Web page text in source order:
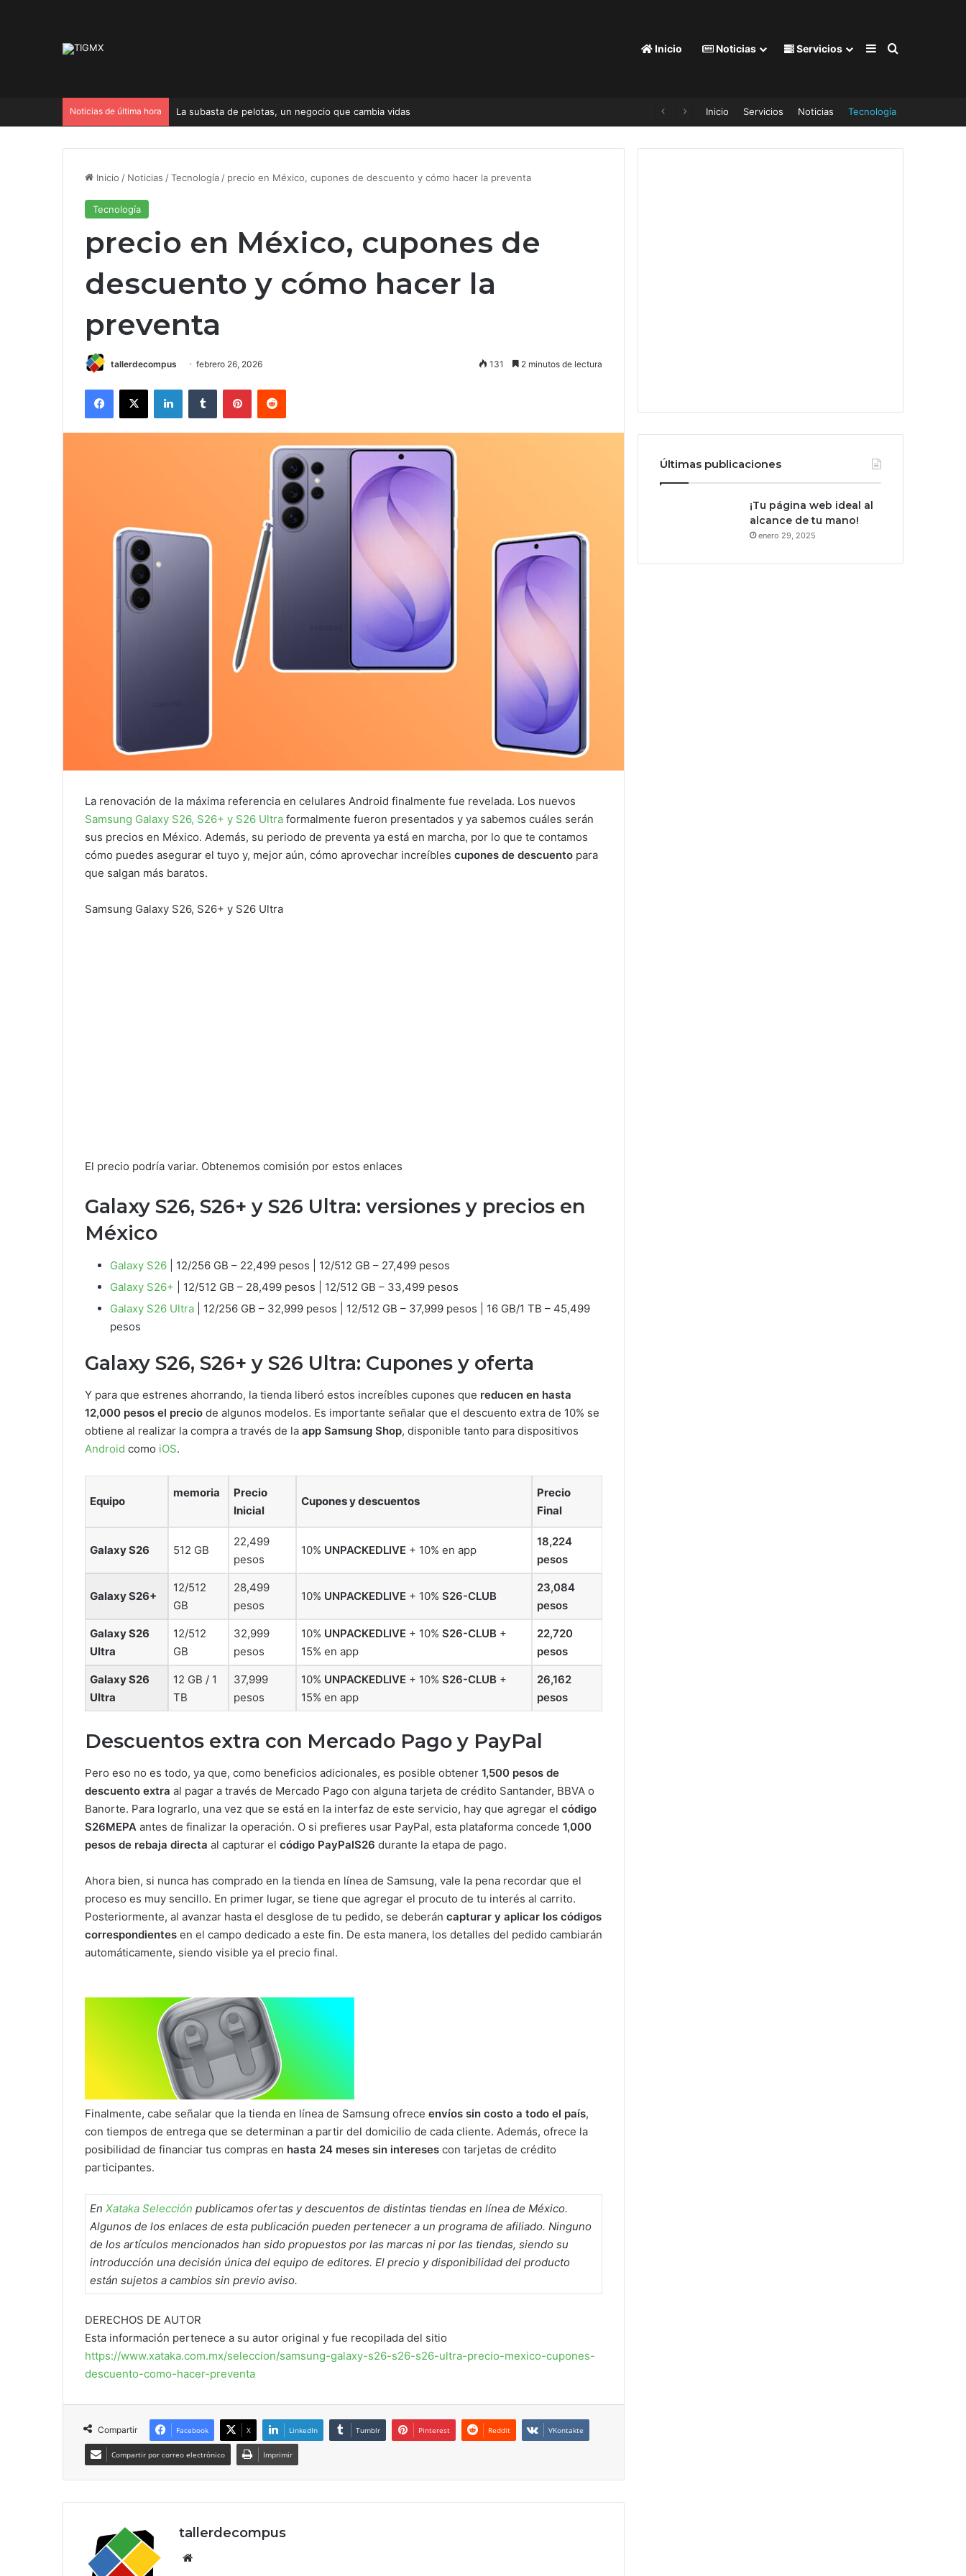
Inicio Noticias Servicios Barra lateral
Buscar por
Noticias de última hora Inicio Servicios Noticias Tecnología
Inicio / Noticias /Tecnología / precio en México, cupones de descuento y cómo hacer la preventa
Tecnología
precio en México, cupones de
descuento y cómo hacer la
preventa
tallerdecompus febrero 26, 2026 131 2 minutos de lectura
La renovación de la máxima referencia en celulares Android finalmente fue revelada. Los nuevos
Samsung Galaxy S26, S26+ y S26 Ultra formalmente fueron presentados y ya sabemos cuáles serán
sus precios en México. Además, su periodo de preventa ya está en marcha, por lo que te contamos
cómo puedes asegurar el tuyo y, mejor aún, cómo aprovechar increíbles cupones de descuento para
que salgan más baratos.
Samsung Galaxy S26, S26+ y S26 Ultra
El precio podría variar. Obtenemos comisión por estos enlaces
Galaxy S26, S26+ y S26 Ultra: versiones y precios en
México
Galaxy S26 | 12/256 GB – 22,499 pesos | 12/512 GB – 27,499 pesos
Galaxy S26+ | 12/512 GB – 28,499 pesos | 12/512 GB – 33,499 pesos
Galaxy S26 Ultra | 12/256 GB – 32,999 pesos | 12/512 GB – 37,999 pesos | 16 GB/1 TB – 45,499
pesos
Galaxy S26, S26+ y S26 Ultra: Cupones y oferta
Y para que estrenes ahorrando, la tienda liberó estos increíbles cupones que reducen en hasta
12,000 pesos el precio de algunos modelos. Es importante señalar que el descuento extra de 10% se
obtiene al realizar la compra a través de la app Samsung Shop, disponible tanto para dispositivos
Android como iOS.
Equipo
memoria
Precio
Inicial
Cupones y descuentos
Precio
Final
Galaxy S26 512 GB
22,499
pesos
10% UNPACKEDLIVE + 10% en app
18,224
pesos
Galaxy S26+
12/512
GB
28,499
pesos
10% UNPACKEDLIVE + 10% S26-CLUB
23,084
pesos
Galaxy S26
Ultra
12/512
GB
32,999
pesos
10% UNPACKEDLIVE + 10% S26-CLUB +
15% en app
22,720
pesos
Galaxy S26
Ultra
12 GB / 1
TB
37,999
pesos
10% UNPACKEDLIVE + 10% S26-CLUB +
15% en app
26,162
pesos
Descuentos extra con Mercado Pago y PayPal
Pero eso no es todo, ya que, como beneficios adicionales, es posible obtener 1,500 pesos de
descuento extra al pagar a través de Mercado Pago con alguna tarjeta de crédito Santander, BBVA o
Banorte. Para lograrlo, una vez que se está en la interfaz de este servicio, hay que agregar el código
S26MEPA antes de finalizar la operación. O si prefieres usar PayPal, esta plataforma concede 1,000
pesos de rebaja directa al capturar el código PayPalS26 durante la etapa de pago.
Ahora bien, si nunca has comprado en la tienda en línea de Samsung, vale la pena recordar que el
proceso es muy sencillo. En primer lugar, se tiene que agregar el procuto de tu interés al carrito.
Posteriormente, al avanzar hasta el desglose de tu pedido, se deberán capturar y aplicar los códigos
correspondientes en el campo dedicado a este fin. De esta manera, los detalles del pedido cambiarán
automáticamente, siendo visible ya el precio final.
Finalmente, cabe señalar que la tienda en línea de Samsung ofrece envíos sin costo a todo el país,
con tiempos de entrega que se determinan a partir del domicilio de cada cliente. Además, ofrece la
posibilidad de financiar tus compras en hasta 24 meses sin intereses con tarjetas de crédito
participantes.
En Xataka Selección publicamos ofertas y descuentos de distintas tiendas en línea de México.
Algunos de los enlaces de esta publicación pueden pertenecer a un programa de afiliado. Ninguno
de los artículos mencionados han sido propuestos por las marcas ni por las tiendas, siendo su
introducción una decisión única del equipo de editores. El precio y disponibilidad del producto
están sujetos a cambios sin previo aviso.
DERECHOS DE AUTOR
Esta información pertenece a su autor original y fue recopilada del sitio
https://www.xataka.com.mx/seleccion/samsung-galaxy-s26-s26-s26-ultra-precio-mexico-cupones-
descuento-como-hacer-preventa
Compartir Facebook X LinkedIn Tumblr Pinterest Reddit VKontakte
Compartir por correo electrónico Imprimir
tallerdecompus
Últimas publicaciones
¡Tu página web ideal al
alcance de tu mano!
enero 29, 2025